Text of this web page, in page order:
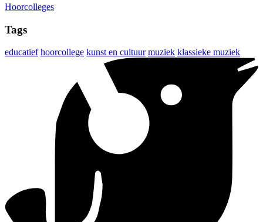
Hoorcolleges
Tags
educatief hoorcollege kunst en cultuur muziek klassieke muziek